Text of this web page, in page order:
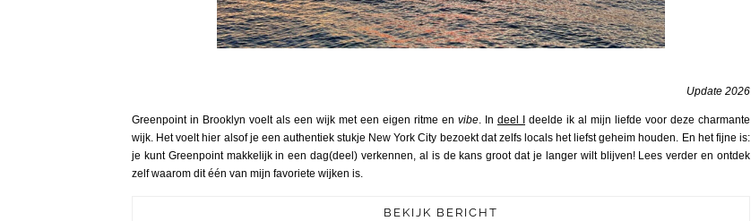
Update 2026
Greenpoint in Brooklyn voelt als een wijk met een eigen ritme en vibe. In deel I
deelde ik al mijn liefde voor deze charmante
wijk. Het voelt hier alsof je een authentiek stukje New York City bezoekt dat zelfs locals het liefst geheim houden. En het fijne is:
je kunt Greenpoint makkelijk in een dag(deel) verkennen, al is de kans groot dat je langer wilt blijven! Lees verder en ontdek
zelf waarom dit één van mijn favoriete wijken is.
BEKIJK BERICHT